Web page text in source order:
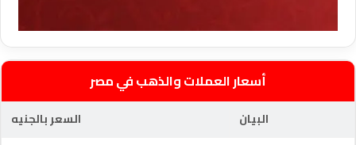
أسعار العملات والذهب في مصر
البيان
السعر بالجنيه